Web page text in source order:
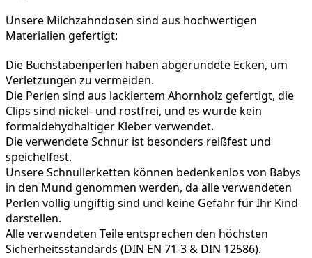
Unsere Milchzahndosen sind aus hochwertigen
Materialien gefertigt:
Die Buchstabenperlen haben abgerundete Ecken, um
Verletzungen zu vermeiden.
Die Perlen sind aus lackiertem Ahornholz gefertigt, die
Clips sind nickel- und rostfrei, und es wurde kein
formaldehydhaltiger Kleber verwendet.
Die verwendete Schnur ist besonders reißfest und
speichelfest.
Unsere Schnullerketten können bedenkenlos von Babys
in den Mund genommen werden, da alle verwendeten
Perlen völlig ungiftig sind und keine Gefahr für Ihr Kind
darstellen.
Alle verwendeten Teile entsprechen den höchsten
Sicherheitsstandards (DIN EN 71-3 & DIN 12586).